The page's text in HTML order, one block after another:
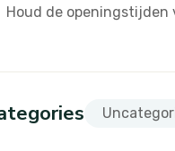
Houd de